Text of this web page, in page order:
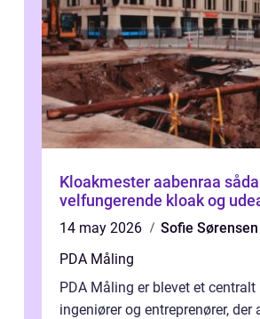
Kloakmester aabenraa sådan sikrer du
velfungerende kloak og
14 may 2026
Sofie Sørensen
PDA Måling
PDA Måling er blevet et
ingeniører og entreprenører, der